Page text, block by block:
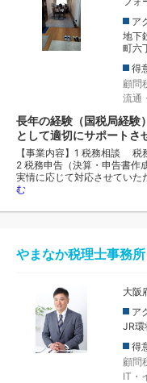
ア
地下
町六
得
顧問
流通
長年の経験（国税局経験
として適切にサポートさ
【事業内容】1 税務相談 税
2 税務申告（決算・申告書
実情に応じて対応させてい
む
やまなか税理士事務所
大阪
ア
JR環
得
顧問
IT・